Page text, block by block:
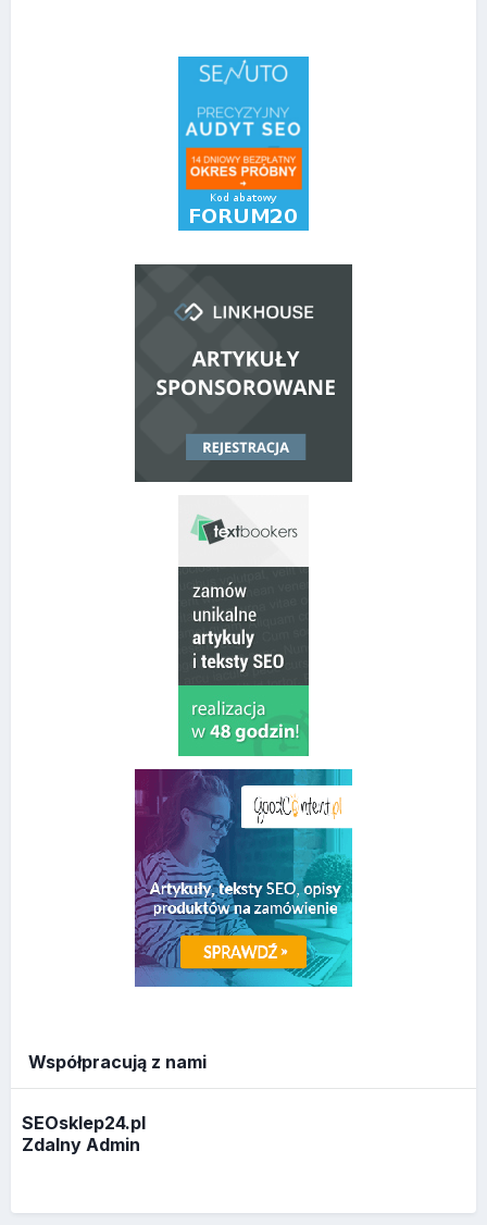
Współpracują z nami
SEOsklep24.pl
Zdalny Admin